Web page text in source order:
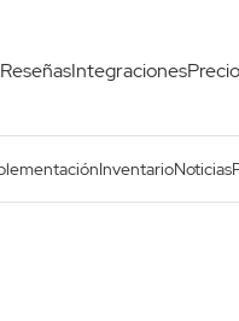
ReseñasIntegraciones
InventarioNoticias